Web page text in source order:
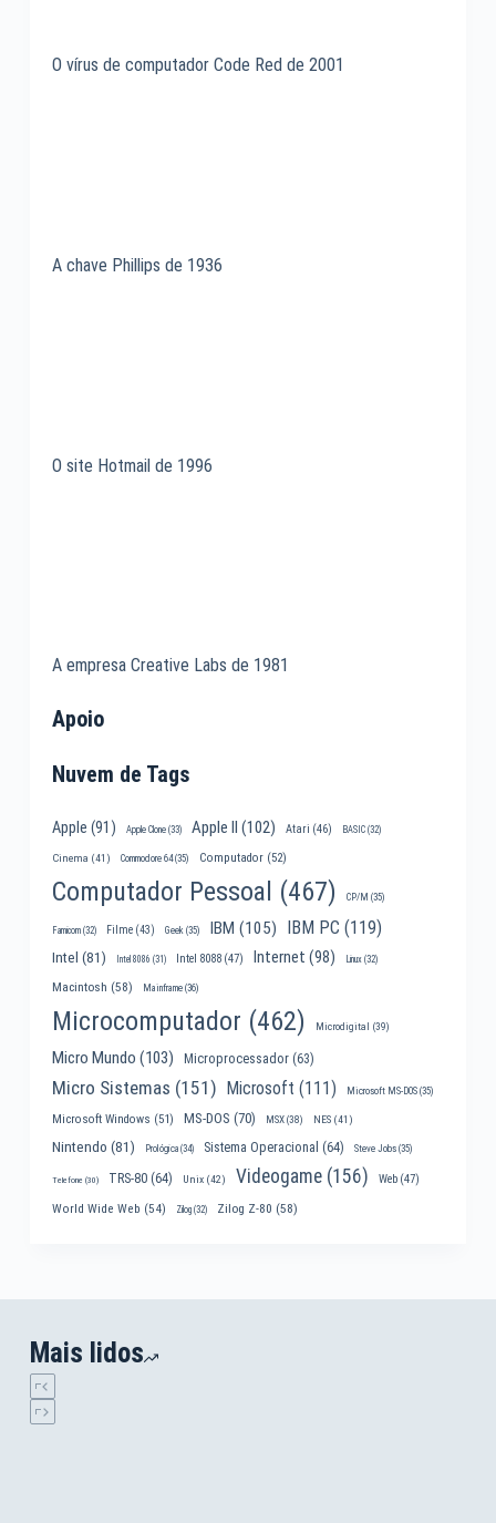
O vírus de computador Code Red de 2001
A chave Phillips de 1936
O site Hotmail de 1996
A empresa Creative Labs de 1981
Apoio
Nuvem de Tags
Apple (91) Apple Clone(33) Apple II (102) Atari (46) BASIC(32)
Cinema (41) Commodore 64(35) Computador(52)
Computador Pessoal (467) CP/M (35)
Famicom(32) Filme(43) Geek(35) IBM (105) IBM PC (119)
Intel (81) Intel 8086 (31) Intel 8088(47) Internet (98) Linux(32)
Macintosh (58) Mainframe(36)
Microcomputador (462) Microdigital (39)
Micro Mundo (103) Microprocessador(63)
Micro Sistemas (151) Microsoft (111) Microsoft MS-DOS(35)
Microsoft Windows (51) MS-DOS (70) MSX(38) NES(41)
Nintendo (81) Prológica(34) Sistema Operacional (64) Steve Jobs(35)
Telefone (30) TRS-80(64) Unix(42) Videogame(156) Web(47)
World Wide Web (54) Zilog(32) Zilog Z-80 (58)
Mais lidos